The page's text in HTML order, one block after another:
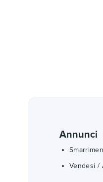
Annunci
Vendesi /